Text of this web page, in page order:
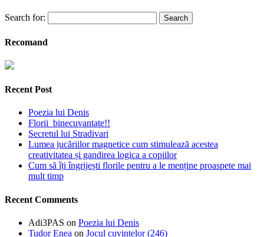
Search for:
Recomand
Recent Post
Poezia lui Denis
Florii binecuvantate!!
Secretul lui Stradivari
Lumea jucăriilor magnetice cum stimulează acestea
creativitatea și gandirea logica a copiilor
Cum să îți îngrijești florile pentru a le menține proaspete mai
mult timp
Recent Comments
Adi3PAS on Poezia lui Denis
Tudor Enea on Jocul cuvintelor (246)